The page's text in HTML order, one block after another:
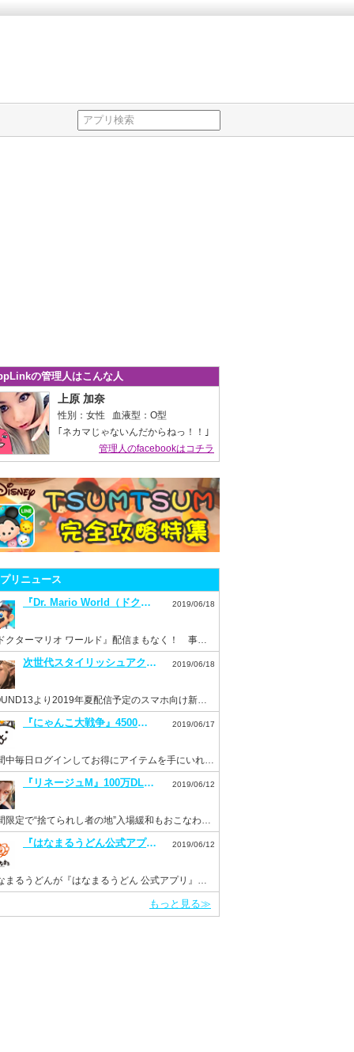
の管理人はこんな人
上原 加奈
性別：女性 血液型：O型
｢ネカマじゃないんだからねっ！！｣
管理人のfacebookはコチラ
リニュース
『Dr. Mario World（ドクターマリオ ワールド）』7月10日配信決定！事前登録もスタート！
2019/06/18
『ドクターマリオ ワールド』配信まもなく！ 事前登録を済ませておこう！
次世代スタイリッシュアクション『ハンドレッドソウル』事前登録スタート！ 2019/06/18
HOUND13より2019年夏配信予定のスマホ向け新作ゲーム『ハンドレッドソウル』事前登録開始
『にゃんこ大戦争』4500万DL突破記念イベントを開催。毎日ログインでネコカン20個もらえる！ 2019/06/17
期間中毎日ログインしてお得にアイテムを手にいれよう！
『リネージュM』100万DL突破を記念して“ドラゴンのサファイア”などを配布。新イベント“Versus”も開催！ 2019/06/12
期間限定で“捨てられし者の地”入場緩和もおこなわれる。
『はなまるうどん公式アプリ』がリニューアルして6月11日より配信開始！ 2019/06/12
はなまるうどんが『はなまるうどん 公式アプリ』をInsight Coreで開発
もっと見る≫